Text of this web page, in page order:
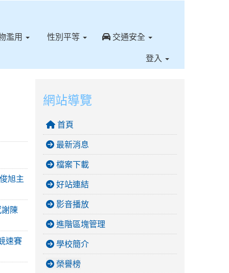
濫用 性別平等
交通安全
登入
旭主
陳
速賽
網站導覽
首頁
最新消息
檔案下載
好站連結
影音播放
進階區塊管理
學校簡介
榮譽榜